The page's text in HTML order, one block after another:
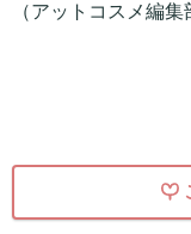
（アットコスメ編集